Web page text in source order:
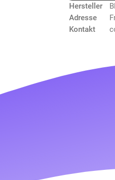
Hersteller
Adresse
Kontakt